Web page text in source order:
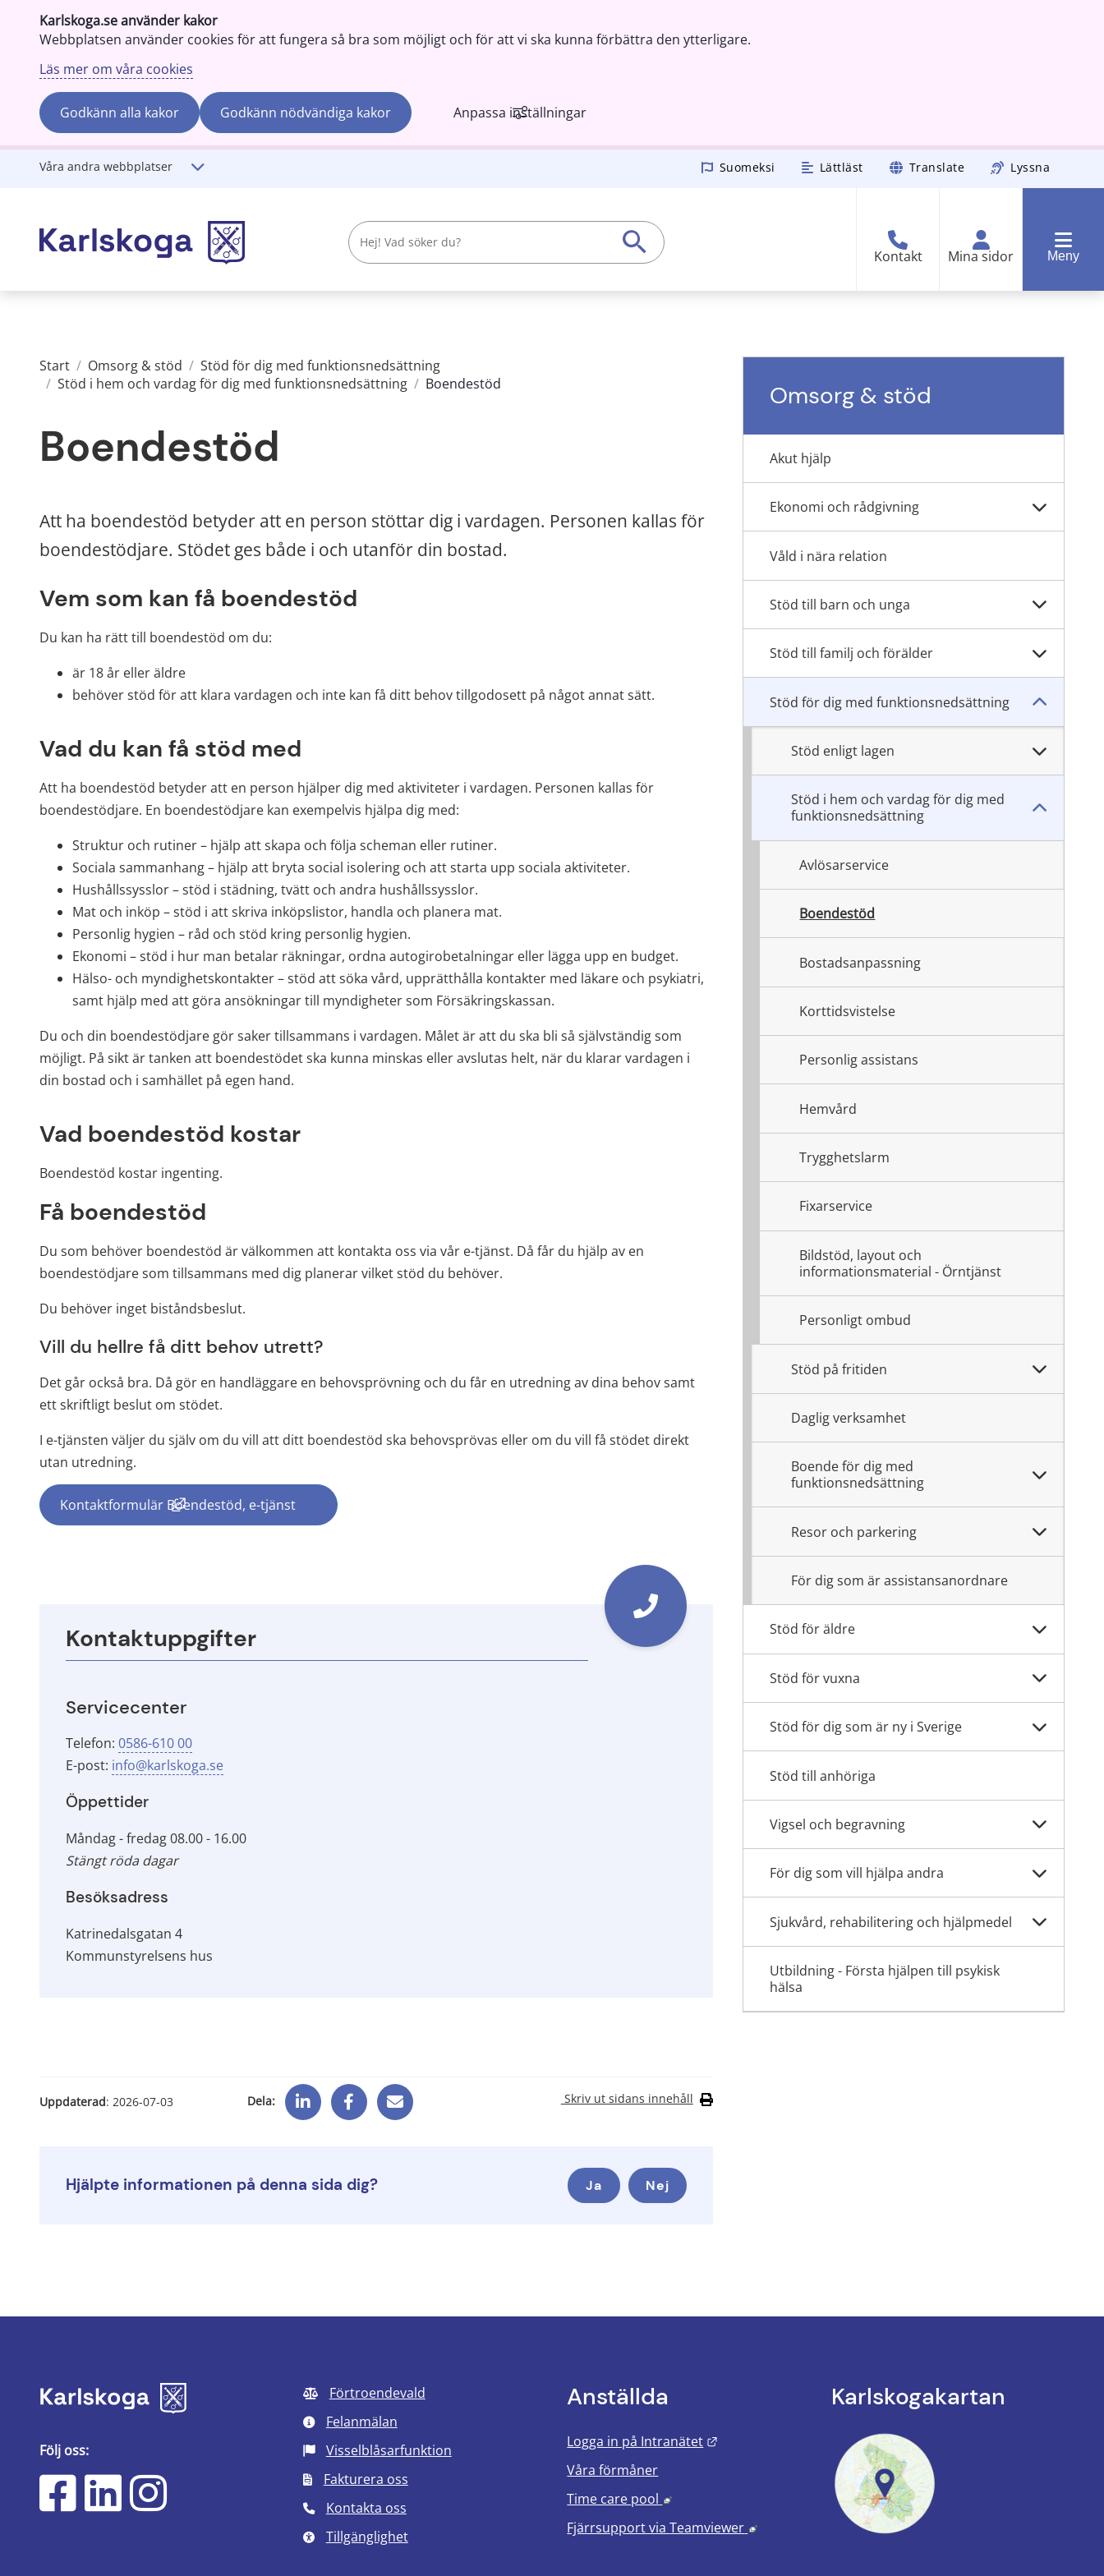
Karlskoga.se använder kakor
Webbplatsen använder cookies för att fungera så bra som möjligt och för att vi ska kunna förbättra den ytterligare.
Läs mer om våra cookies
Godkänn alla kakor Godkänn nödvändiga kakor Anpassa inställningar
Gå till innehåll
Våra andra webbplatser Suomeksi Lättläst Translate Lyssna
Kontakt Mina sidor Meny
Start / Omsorg & stöd / Stöd för dig med funktionsnedsättning
/ Stöd i hem och vardag för dig med funktionsnedsättning / Boendestöd
Boendestöd
Att ha boendestöd betyder att en person stöttar dig i vardagen. Personen kallas för
boendestödjare. Stödet ges både i och utanför din bostad.
Vem som kan få boendestöd
Du kan ha rätt till boendestöd om du:
är 18 år eller äldre
behöver stöd för att klara vardagen och inte kan få ditt behov tillgodosett på något annat sätt.
Vad du kan få stöd med
Att ha boendestöd betyder att en person hjälper dig med aktiviteter i vardagen. Personen kallas för
boendestödjare. En boendestödjare kan exempelvis hjälpa dig med:
Struktur och rutiner – hjälp att skapa och följa scheman eller rutiner.
Sociala sammanhang – hjälp att bryta social isolering och att starta upp sociala aktiviteter.
Hushållssysslor – stöd i städning, tvätt och andra hushållssysslor.
Mat och inköp – stöd i att skriva inköpslistor, handla och planera mat.
Personlig hygien – råd och stöd kring personlig hygien.
Ekonomi – stöd i hur man betalar räkningar, ordna autogirobetalningar eller lägga upp en budget.
Hälso- och myndighetskontakter – stöd att söka vård, upprätthålla kontakter med läkare och psykiatri,
samt hjälp med att göra ansökningar till myndigheter som Försäkringskassan.
Du och din boendestödjare gör saker tillsammans i vardagen. Målet är att du ska bli så självständig som
möjligt. På sikt är tanken att boendestödet ska kunna minskas eller avslutas helt, när du klarar vardagen i
din bostad och i samhället på egen hand.
Vad boendestöd kostar
Boendestöd kostar ingenting.
Få boendestöd
Du som behöver boendestöd är välkommen att kontakta oss via vår e-tjänst. Då får du hjälp av en
boendestödjare som tillsammans med dig planerar vilket stöd du behöver.
Du behöver inget biståndsbeslut.
Vill du hellre få ditt behov utrett?
Det går också bra. Då gör en handläggare en behovsprövning och du får en utredning av dina behov samt
ett skriftligt beslut om stödet.
I e-tjänsten väljer du själv om du vill att ditt boendestöd ska behovsprövas eller om du vill få stödet direkt
utan utredning.
Kontaktformulär Boendestöd, e-tjänst(länk till annan webbplats, öppnas i nytt fönster)
Kontaktuppgifter
Servicecenter
Telefon: 0586-610 00
E-post: info@karlskoga.se
Öppettider
Måndag - fredag 08.00 - 16.00
Stängt röda dagar
Besöksadress
Katrinedalsgatan 4
Kommunstyrelsens hus
Uppdaterad: 2026-07-03 Dela: Skriv ut sidans innehåll
Hjälpte informationen på denna sida dig? Nej
Ja
Omsorg & stöd
Akut hjälp
Ekonomi och rådgivning
Våld i nära relation
Stöd till barn och unga
Stöd till familj och förälder
Stöd för dig med funktionsnedsättning
Stöd enligt lagen
Stöd i hem och vardag för dig med
funktionsnedsättning
Avlösarservice
Boendestöd
Bostadsanpassning
Korttidsvistelse
Personlig assistans
Hemvård
Trygghetslarm
Fixarservice
Bildstöd, layout och
informationsmaterial - Örntjänst
Personligt ombud
Stöd på fritiden
Daglig verksamhet
Boende för dig med
funktionsnedsättning
Resor och parkering
För dig som är assistansanordnare
Stöd för äldre
Stöd för vuxna
Stöd för dig som är ny i Sverige
Stöd till anhöriga
Vigsel och begravning
För dig som vill hjälpa andra
Sjukvård, rehabilitering och hjälpmedel
Utbildning - Första hjälpen till psykisk
hälsa
Följ oss:
Förtroendevald
Felanmälan
Visselblåsarfunktion
Fakturera oss
Kontakta oss
Tillgänglighet
Anställda
Logga in på Intranätet
Länk till annan webbplats.
Våra förmåner
Time care pool
Länk till annan webbplats, öppnas i nytt fönster.
Fjärrsupport viaTeamviewer Länk till annan webbplats, öppnas i nytt fönster.
Karlskoga­kartan